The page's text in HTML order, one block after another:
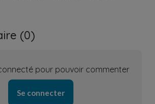
(0)
pour pouvoir commenter
Se connecter